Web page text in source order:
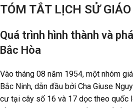
TÓM TẮT LỊCH SỬ
Quá trình hình thành và
Bắc Hòa
Vào tháng 08 năm 1954, một nhóm
Bắc Ninh, dẫn đầu bởi Cha Giuse
cư tại cây số 16 và 17 dọc theo quốc